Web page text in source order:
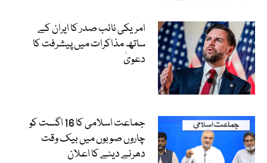
امریکی نائب صدر کا ایران کے
ساتھ مذاکرات میں پیشرفت کا
دعویٰ
جماعت اسلامی کا 16 اگست کو
چاروں صوبوں میں بیک وقت
دھرنے دینے کا اعلان